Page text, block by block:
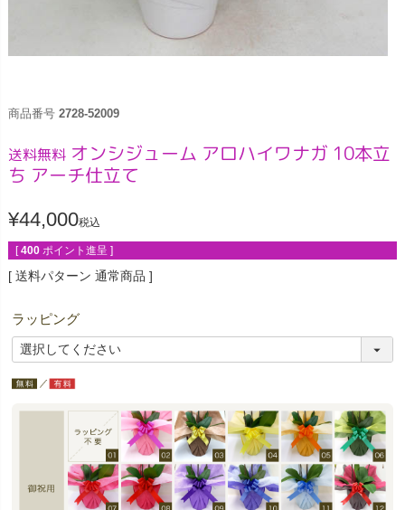
商品番号 2728-52009
送料無料 オンシジューム アロハイワナガ 10本立
ち アーチ仕立て
¥44,000税込
[ 400 ポイント進呈 ]
送料パターン 通常商品
ラッピング